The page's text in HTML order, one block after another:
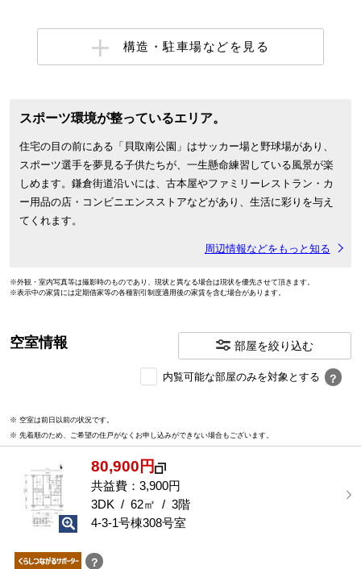
構造・駐車場などを見る
スポーツ環境が整っているエリア。
住宅の目の前にある「貝取南公園」はサッカー場と野球場があり、
スポーツ選手を夢見る子供たちが、一生懸命練習している風景が楽
しめます。鎌倉街道沿いには、古本屋やファミリーレストラン・カ
ー用品の店・コンビニエンスストアなどがあり、生活に彩りを与え
てくれます。
周辺情報などをもっと知る
※外観・室内写真等は撮影時のものであり、現状と異なる場合は現状を優先させて頂きます。
※表示中の家賃には定期借家等の各種割引制度適用後の家賃を含む場合があります。
空室情報 部屋を絞り込む
な
屋
を
選
択
す
内覧可能な部屋のみを対象とする ？
※ 空室は前日以前の状況です。
※ 先着順のため、ご希望の住戸がなくお申し込みができない場合もございます。
80,900円
共益費：3,900円
3DK / 62㎡ / 3階
4-3-1号棟308号室
？